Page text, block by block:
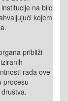
na bilo
kojem
približi
rada ove
procesu